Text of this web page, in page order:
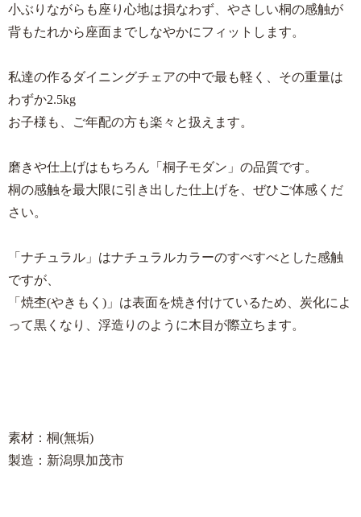
小ぶりながらも座り心地は損なわず、やさしい桐の感触が
背もたれから座面までしなやかにフィットします。
私達の作るダイニングチェアの中で最も軽く、その重量は
わずか2.5kg
お子様も、ご年配の方も楽々と扱えます。
磨きや仕上げはもちろん「桐子モダン」の品質です。
桐の感触を最大限に引き出した仕上げを、ぜひご体感くだ
さい。
「ナチュラル」はナチュラルカラーのすべすべとした感触
ですが、
「焼杢(やきもく)」は表面を焼き付けているため、炭化によ
って黒くなり、浮造りのように木目が際立ちます。
素材：桐(無垢)
製造：新潟県加茂市